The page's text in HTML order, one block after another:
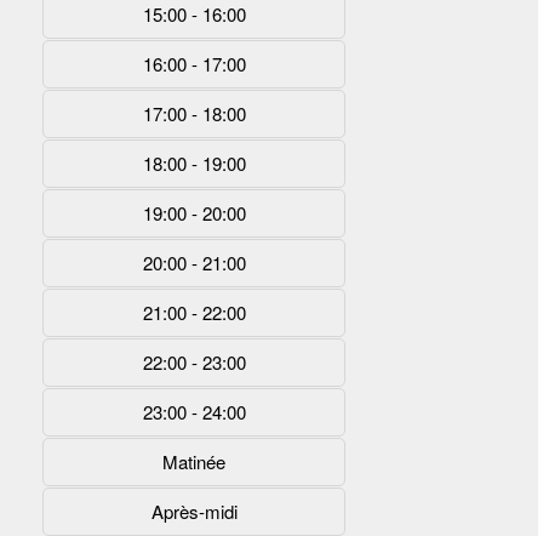
15:00 - 16:00
16:00 - 17:00
17:00 - 18:00
18:00 - 19:00
19:00 - 20:00
20:00 - 21:00
21:00 - 22:00
22:00 - 23:00
23:00 - 24:00
Matinée
Après-midi